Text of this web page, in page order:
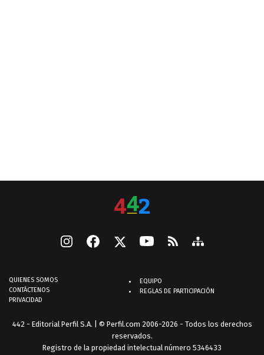
QUIENES SOMOS
CONTÁCTENOS
PRIVACIDAD
EQUIPO
REGLAS DE PARTICIPACIÓN
442 - Editorial Perfil S.A. | © Perfil.com 2006-2026 - Todos los derechos
reservados.
Registro de la propiedad intelectual número 5346433